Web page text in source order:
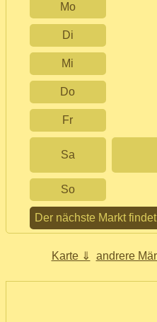
Mo
Di
Mi
Do
Fr
Sa
So
Der nächste Markt findet
Karte ⇓ andrere